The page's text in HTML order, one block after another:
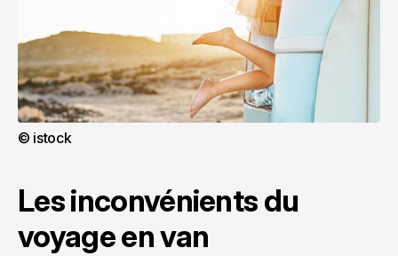
© istock
Les inconvénients du
voyage en van